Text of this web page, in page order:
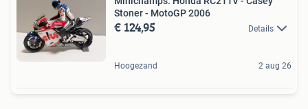
Stoner - MotoGP 2006
€ 124,95 Details
Hoogezand 2 aug 26